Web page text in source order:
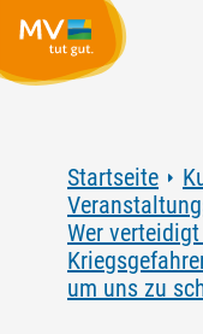
Startseite
Wer
um uns zu